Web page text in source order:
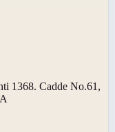
1368. Cadde No.61,